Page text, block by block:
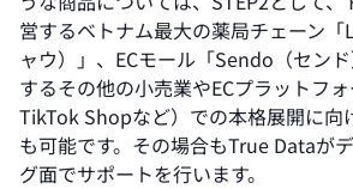
営するベトナム最大の薬局チェーン
ャウ）」、ECモール「Sendo（セン
するその他の小売業やECプラットフォ
TikTok Shopなど）での本格展開に向
も可能です。その場合もTrue Dataが
グ面でサポートを行います。